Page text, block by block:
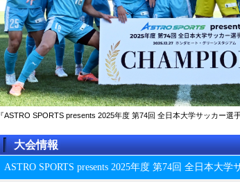
『ASTRO SPORTS presents 2025年度 第74回 全⽇本⼤学サッカー選
大会情報
ASTRO SPORTS presents 2025年度 第74回 全⽇本⼤